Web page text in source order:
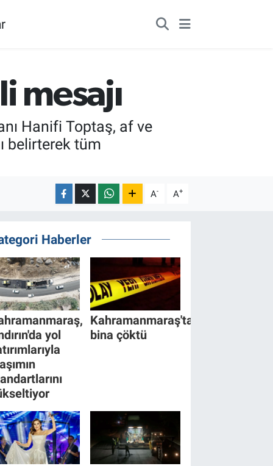
mesajı
Hanifi Toptaş, af ve
belirterek tüm
A- A+
Haberler
yol
Kahramanmaraş'ta
bina çöktü